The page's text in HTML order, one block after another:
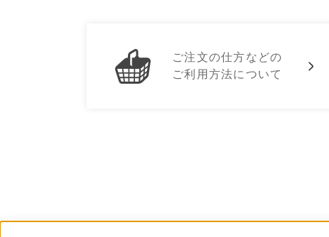
ご注文の仕方などの
ご利用方法について